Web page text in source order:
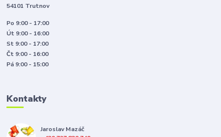
54101 Trutnov
Po 9:00 - 17:00
Út 9:00 - 16:00
St 9:00 - 17:00
Čt 9:00 - 16:00
Pá 9:00 - 15:00
Kontakty
Jaroslav Mazáč